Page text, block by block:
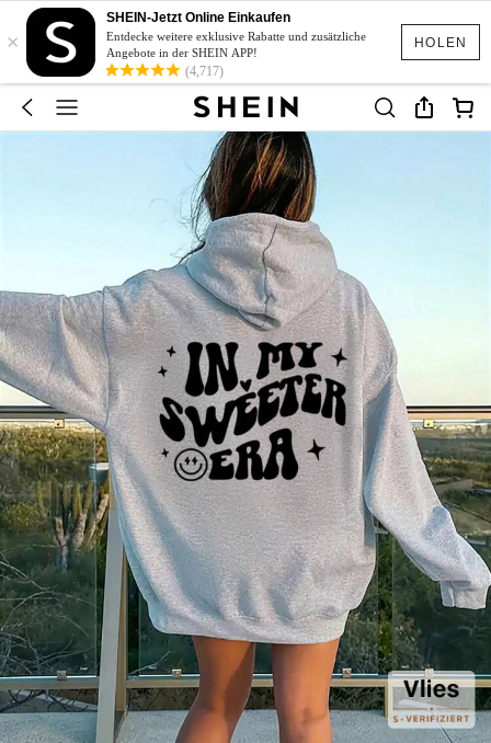
HOLEN
×
SHEIN-Jetzt Online Einkaufen
Entdecke weitere exklusive Rabatte und zusätzliche
Angebote in der SHEIN APP!
(4,717)